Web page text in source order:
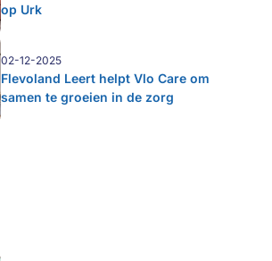
op Urk
02-12-2025
Flevoland Leert helpt Vlo Care om
samen te groeien in de zorg